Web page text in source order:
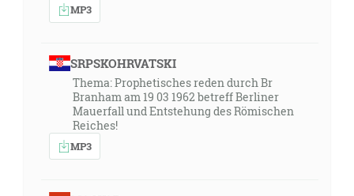
MP3
SRPSKOHRVATSKI
Thema: Prophetisches reden durch Br
Branham am 19 03 1962 betreff Berliner
Mauerfall und Entstehung des Römischen
Reiches!
MP3